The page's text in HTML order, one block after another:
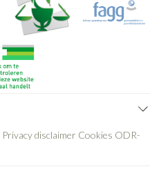
Privacy disclaimer Cookies ODR-